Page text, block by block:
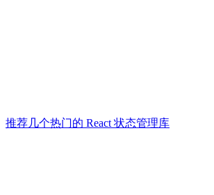
推荐几个热门的 React 状态管理库